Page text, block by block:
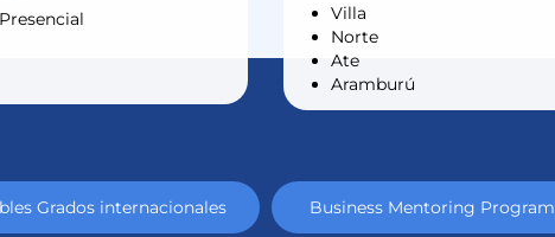
Presencial
Villa
Norte
Ate
Aramburú
Grados internacionales Business Mentoring Program